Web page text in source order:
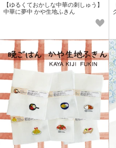
【ゆるくておかしな中華の刺しゅう】
中華に夢中 かや生地ふきん